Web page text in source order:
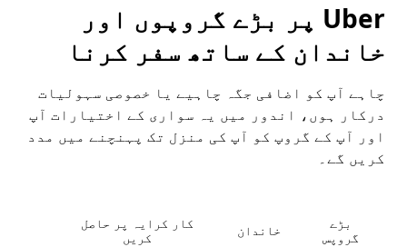
Uber پر بڑے گروپوں اور
خاندان کے ساتھ سفر کرنا
چاہے آپ کو اضافی جگہ چاہیے یا خصوصی سہولیات
درکار ہوں، اندور میں یہ سواری کے اختیارات آپ
اور آپ کے گروپ کو آپ کی منزل تک پہنچنے میں مدد
کریں گے۔
بڑے
گروپس
خاندان
کار کرایہ پر حاصل
کریں